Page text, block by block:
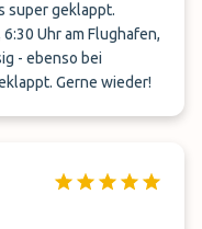
super geklappt.
Uhr am Flughafen,
- ebenso bei
Gerne wieder!